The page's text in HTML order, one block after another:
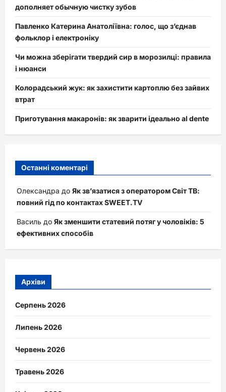
дополняет обычную чистку зубов
Павленко Катерина Анатоліївна: голос, що з’єднав
фольклор і електроніку
Чи можна зберігати твердий сир в морозилці: правила
і нюанси
Колорадський жук: як захистити картоплю без зайвих
втрат
Приготування макаронів: як зварити ідеально al dente
Останні коментарі
Олександра до Як зв’язатися з оператором Світ ТВ:
повний гід по контактах SWEET.TV
Василь до Як зменшити статевий потяг у чоловіків: 5
ефективних способів
Архіви
Серпень 2026
Липень 2026
Червень 2026
Травень 2026